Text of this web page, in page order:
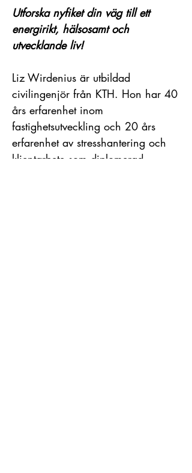
Utforska nyfiket din väg till ett
energirikt, hälsosamt och
utvecklande liv!
Liz Wirdenius är utbildad
civilingenjör från KTH. Hon har 40
års erfarenhet inom
fastighetsutveckling och 20 års
erfarenhet av stresshantering och
klientarbete som diplomerad